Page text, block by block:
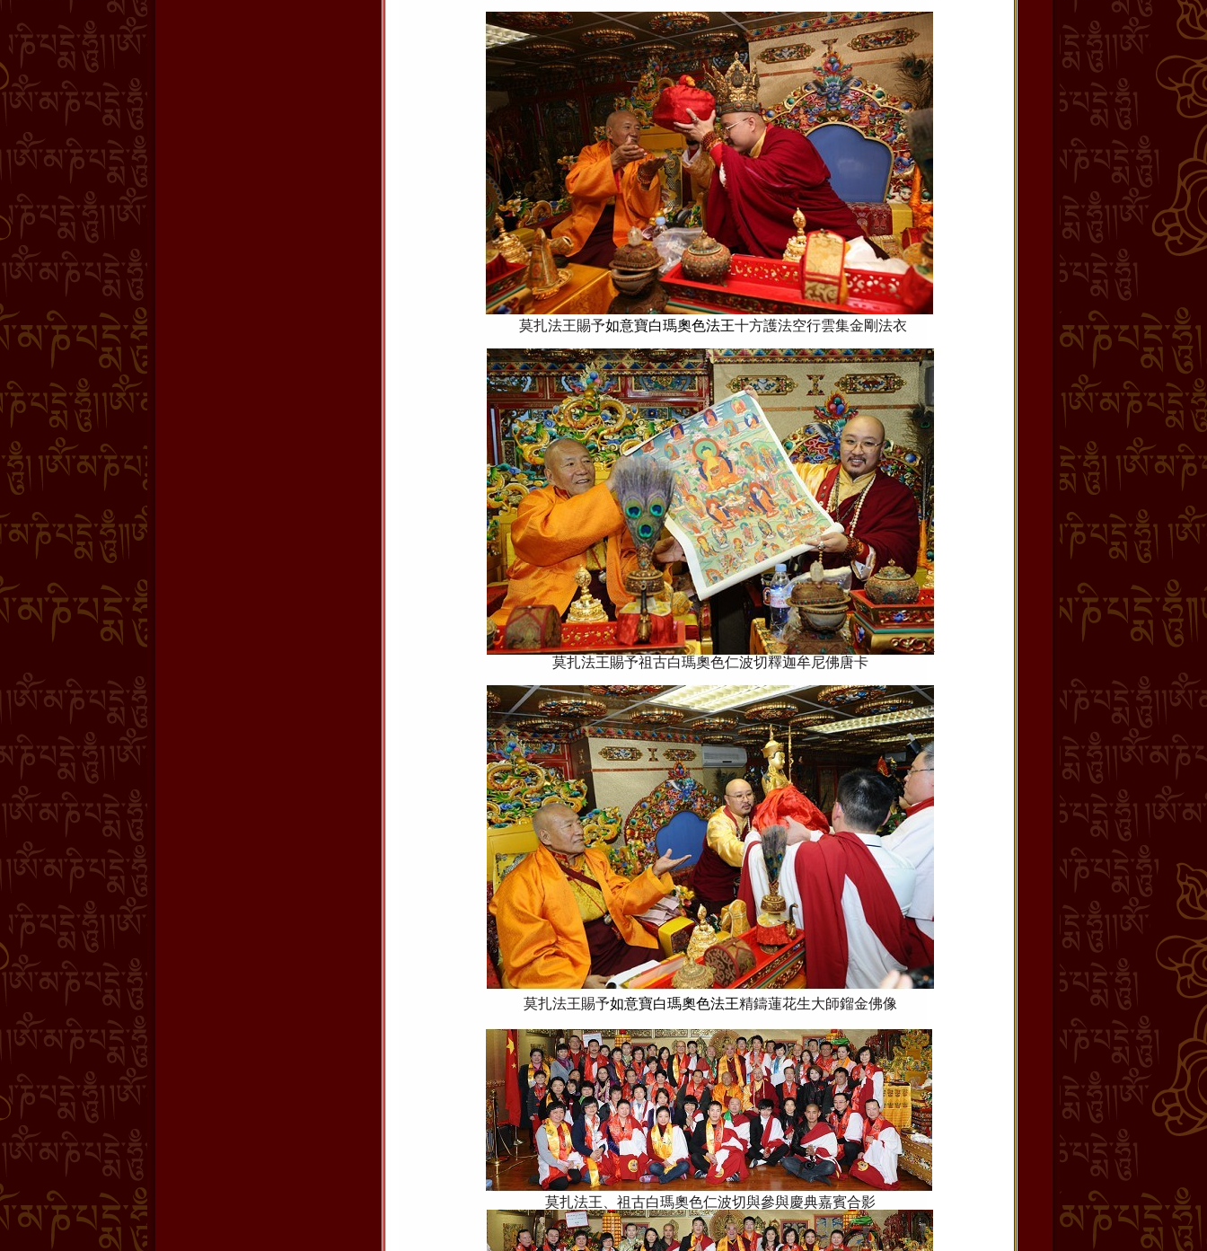
莫扎法王賜予如意寶白瑪奧色法王十方護法空行雲集金剛法衣
莫扎法王賜予祖古白瑪奧色仁波切釋迦牟尼佛唐卡
莫扎法王賜予如意寶白瑪奧色法王精鑄蓮花生大師鎦金佛像
莫扎法王、祖古白瑪奧色仁波切與參與慶典嘉賓合影